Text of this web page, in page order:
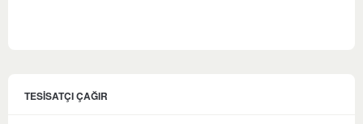
TESİSATÇI ÇAĞIR